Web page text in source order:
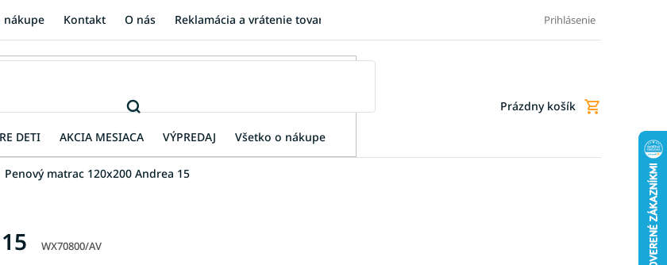
nákupe Kontakt O nás Reklamácia a vrátenie tovaru FAQ - Najčastejšie otázky
Prihlásenie
Nákupný
Prázdny košík
DETI AKCIA MESIACA VÝPREDAJ Všetko o nákupe
Penový matrac 120x200 Andrea 15
WX70800/AV